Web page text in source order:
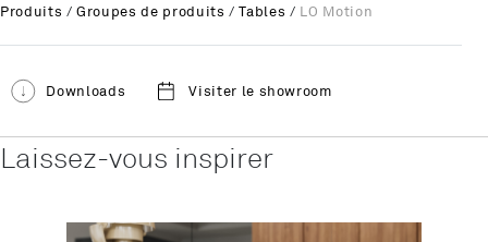
Produits /Groupes de produits /Tables / LO Motion
Downloads Visiter le showroom
Laissez-vous inspirer